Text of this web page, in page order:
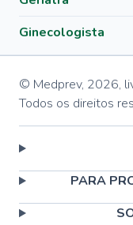
Ginecologista
© Medprev, 2026,
Todos os direitos
PARA